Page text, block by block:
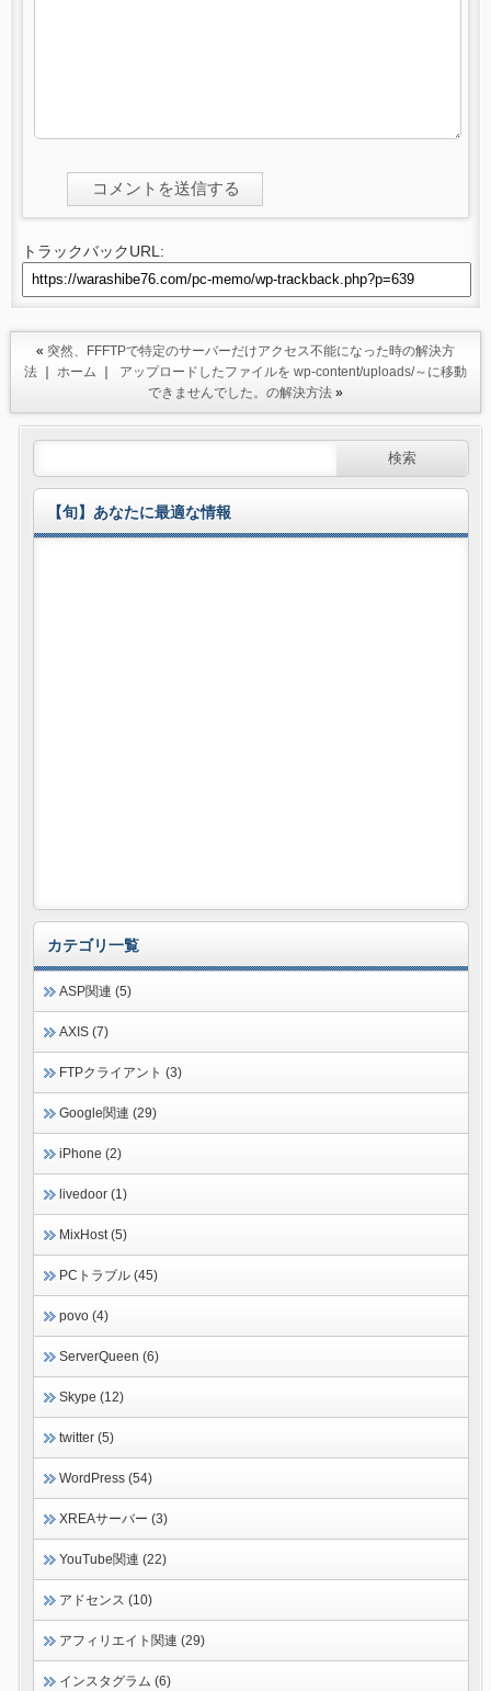
トラックバックURL:
« 突然、FFFTPで特定のサーバーだけアクセス不能になった時の解決方
法｜ ホーム ｜ アップロードしたファイルを wp-content/uploads/～に移動
できませんでした。の解決方法»
【旬】あなたに最適な情報
カテゴリ一覧
ASP関連 (5)
AXIS (7)
FTPクライアント (3)
Google関連 (29)
iPhone (2)
livedoor (1)
MixHost (5)
PCトラブル (45)
povo (4)
ServerQueen (6)
Skype (12)
twitter (5)
WordPress (54)
XREAサーバー (3)
YouTube関連 (22)
アドセンス (10)
アフィリエイト関連 (29)
インスタグラム (6)